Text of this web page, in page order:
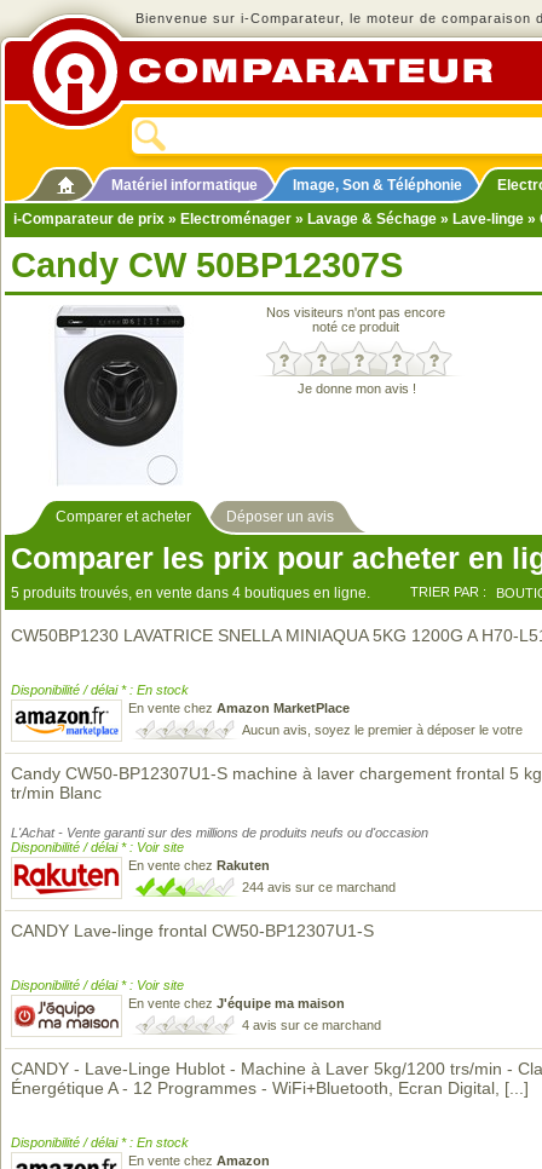
Bienvenue sur i-Comparateur, le moteur de comparaison
Matériel informatique Image, Son & Téléphonie
i-Comparateur de prix » Electroménager » Lavage & Séchage » Lave-linge »
Candy CW 50BP12307S
Nos visiteurs n'ont pas encore
noté ce produit
Je donne mon avis !
Comparer et acheter Déposer un avis
Comparer les prix pour acheter en
5 produits trouvés, en vente dans 4 boutiques en ligne. TRIER PAR :
CW50BP1230 LAVATRICE SNELLA MINIAQUA 5KG 1200G A H70-
Disponibilité / délai * : En stock
En vente chez Amazon MarketPlace
Aucun avis, soyez le premier à déposer le votre
Candy CW50-BP12307U1-S machine à laver chargement frontal 5
tr/min Blanc
L'Achat - Vente garanti sur des millions de produits neufs ou d'occasion
Disponibilité / délai * : Voir site
En vente chez Rakuten
244 avis sur ce marchand
CANDY Lave-linge frontal CW50-BP12307U1-S
Disponibilité / délai * : Voir site
En vente chez J'équipe ma maison
4 avis sur ce marchand
CANDY - Lave-Linge Hublot - Machine à Laver 5kg/1200 trs/min -
Énergétique A - 12 Programmes - WiFi+Bluetooth, Ecran Digital, [...]
Disponibilité / délai * : En stock
En vente chez Amazon